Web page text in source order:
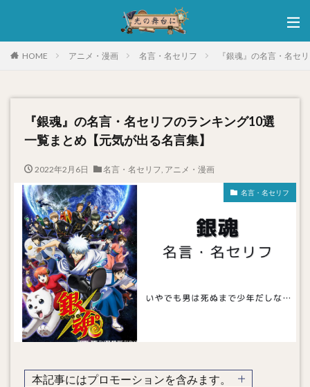
HOME アニメ・漫画 名言・名セリフ 『銀魂』の名言・名セ
『銀魂』の名言・名セリフのランキング10選
一覧まとめ【元気が出る名言集】
2022年2月6日 名言・名セリフ, アニメ・漫画
名言・名セリフ
本記事にはプロモーションを含みます。